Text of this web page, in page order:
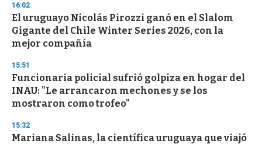
3
s
e
c
o
d
s
16:02
El uruguayo Nicolás Pirozzi ganó en el Slalom
Gigante del Chile Winter Series 2026, con la
mejor compañía
15:51
Funcionaria policial sufrió golpiza en hogar del
INAU: "Le arrancaron mechones y se los
mostraron como trofeo"
15:32
Mariana Salinas, la científica uruguaya que viajó